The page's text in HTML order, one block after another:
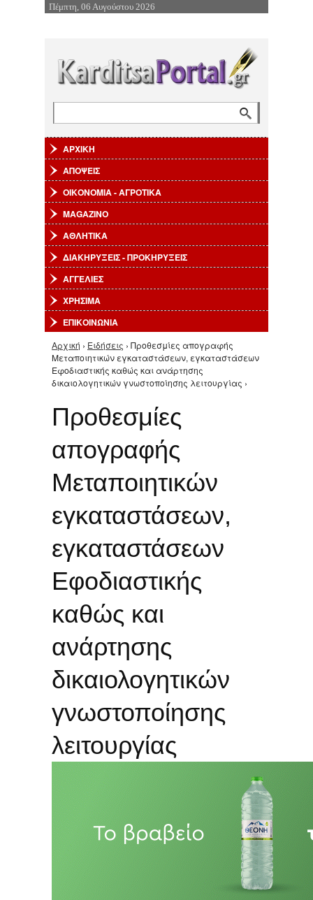
Επιστροφή στην Πλοήγηση
Πέμπτη, 06 Αυγούστου 2026
ΑΡΧΙΚΗ
ΑΠΟΨΕΙΣ
ΟΙΚΟΝΟΜΙΑ - ΑΓΡΟΤΙΚΑ
MAGAZINO
ΑΘΛΗΤΙΚΑ
ΔΙΑΚΗΡΥΞΕΙΣ - ΠΡΟΚΗΡΥΞΕΙΣ
ΑΓΓΕΛΙΕΣ
ΧΡΗΣΙΜΑ
ΕΠΙΚΟΙΝΩΝΙΑ
Είστε εδώ
Αρχική › Ειδήσεις › Προθεσμίες απογραφής
Μεταποιητικών εγκαταστάσεων, εγκαταστάσεων
Εφοδιαστικής καθώς και ανάρτησης
δικαιολογητικών γνωστοποίησης λειτουργίας ›
Προθεσμίες
απογραφής
Μεταποιητικών
εγκαταστάσεων,
εγκαταστάσεων
Εφοδιαστικής
καθώς και
ανάρτησης
δικαιολογητικών
γνωστοποίησης
λειτουργίας